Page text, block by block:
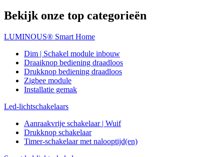
Bekijk onze top categorieën
LUMINOUS® Smart Home
Dim | Schakel module inbouw
Draaiknop bediening draadloos
Drukknop bediening draadloos
Zigbee module
Installatie gemak
Led-lichtschakelaars
Aanraakvrije schakelaar | Wuif
Drukknop schakelaar
Timer-schakelaar met nalooptijd(en)